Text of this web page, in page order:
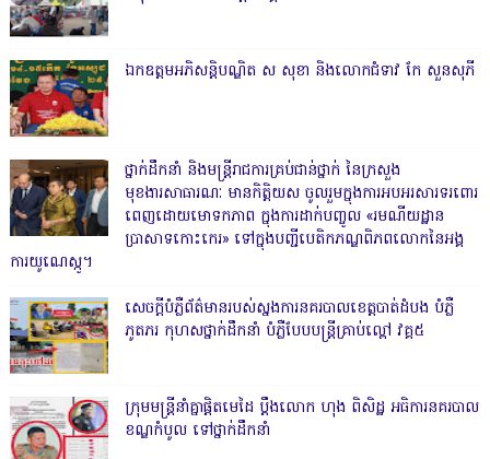
ឯកឧត្តមអភិសន្តិបណ្ឌិត ស សុខា និងលោកជំទាវ កែ សួនសុភី
ថ្នាក់ដឹកនាំ និងមន្ត្រីរាជការគ្រប់ជាន់ថ្នាក់ នៃក្រសួង
មុខងារសាធារណៈ មានកិត្តិយស ចូលរួមក្នុងការអបអរសារទរពោរ
ពេញដោយមោទកភាព ក្នុងការដាក់បញ្ចូល «រមណីយដ្ឋាន
ប្រាសាទកោះកេរ» ទៅក្នុងបញ្ជីបេតិកភណ្ឌពិភពលោកនៃអង្គ
ការយូណេស្កូ។
សេចក្តីបំភ្លឺព័ត៌មានរបស់ស្នងការនគរបាលខេត្តបាត់ដំបង បំភ្លឺ
ភូតភរ កុហសថ្នាក់ដឹកនាំ បំភ្លឺបែបបន្ត្រីគ្រាប់ល្ពៅ វគ្គ៥
ក្រុមមន្ត្រីនាំគ្នាផ្ដិតមេដៃ ប្ដឹងលោក ហុង ពិសិដ្ឋ អធិការនគរបាល
ខណ្ឌកំបូល ទៅថ្នាក់ដឹកនាំ